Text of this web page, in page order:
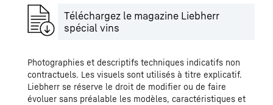
Téléchargez le magazine Liebherr
spécial vins
Photographies et descriptifs techniques indicatifs non
contractuels. Les visuels sont utilisés à titre explicatif.
Liebherr se réserve le droit de modifier ou de faire
évoluer sans préalable les modèles, caractéristiques et